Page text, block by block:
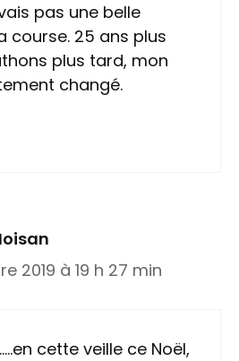
pas une belle
course. 25 ans plus
plus tard, mon
changé.
2019 à 19 h 27 min
cette veille ce Noël,